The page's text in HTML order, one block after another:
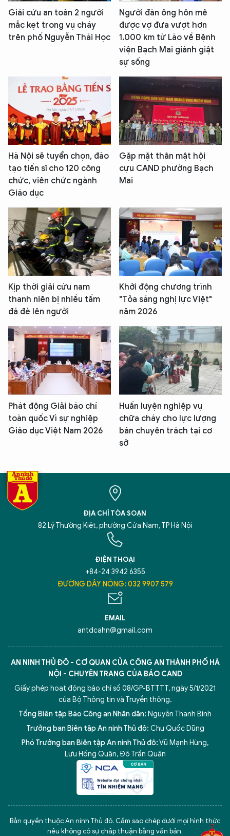
Giải cứu an toàn 2 người
mắc kẹt trong vụ cháy
trên phố Nguyễn Thái Học
Người đàn ông hôn mê
được vợ đưa vượt hơn
1.000 km từ Lào về Bệnh
viện Bạch Mai giành giật
sự sống
Hà Nội sẽ tuyển chọn, đào
tạo tiến sĩ cho 120 công
chức, viên chức ngành
Giáo dục
Gặp mặt thân mật hội
cựu CAND phường Bạch
Mai
Kịp thời giải cứu nam
thanh niên bị nhiều tấm
đá đè lên người
Khởi động chương trình
"Tỏa sáng nghị lực Việt"
năm 2026
Phát động Giải báo chí
toàn quốc Vì sự nghiệp
Giáo dục Việt Nam 2026
Huấn luyện nghiệp vụ
chữa cháy cho lực lượng
bán chuyên trách tại cơ
sở
ĐỊA CHỈ TÒA SOẠN
82 Lý Thường Kiệt, phường Cửa Nam, TP Hà Nội
ĐIỆN THOẠI
+84-24 3942 6355
ĐƯỜNG DÂY NÓNG: 032 9907 579
EMAIL
antdcahn@gmail.com
AN NINH THỦ ĐÔ - CƠ QUAN CỦA CÔNG AN THÀNH PHỐ HÀ
NỘI - CHUYÊN TRANG CỦA BÁO CAND
Giấy phép hoạt động báo chí số 08/GP-BTTTT, ngày 5/1/2021
của Bộ Thông tin và Truyền thông.
Tổng Biên tập Báo Công an Nhân dân: Nguyễn Thanh Bình
Trưởng ban Biên tập An ninh Thủ đô: Chu Quốc Dũng
Phó Trưởng ban Biên tập An ninh Thủ đô:Vũ Mạnh Hùng,
Lưu Hồng Quân, Đỗ Trần Quân
Bản quyền thuộc An ninh Thủ đô. Cấm sao chép dưới mọi hình thức
nếu không có sự chấp thuận bằng văn bản.
5 điểm nghẽn của Hà Nội giải pháp xử lý điểm nghẽn của